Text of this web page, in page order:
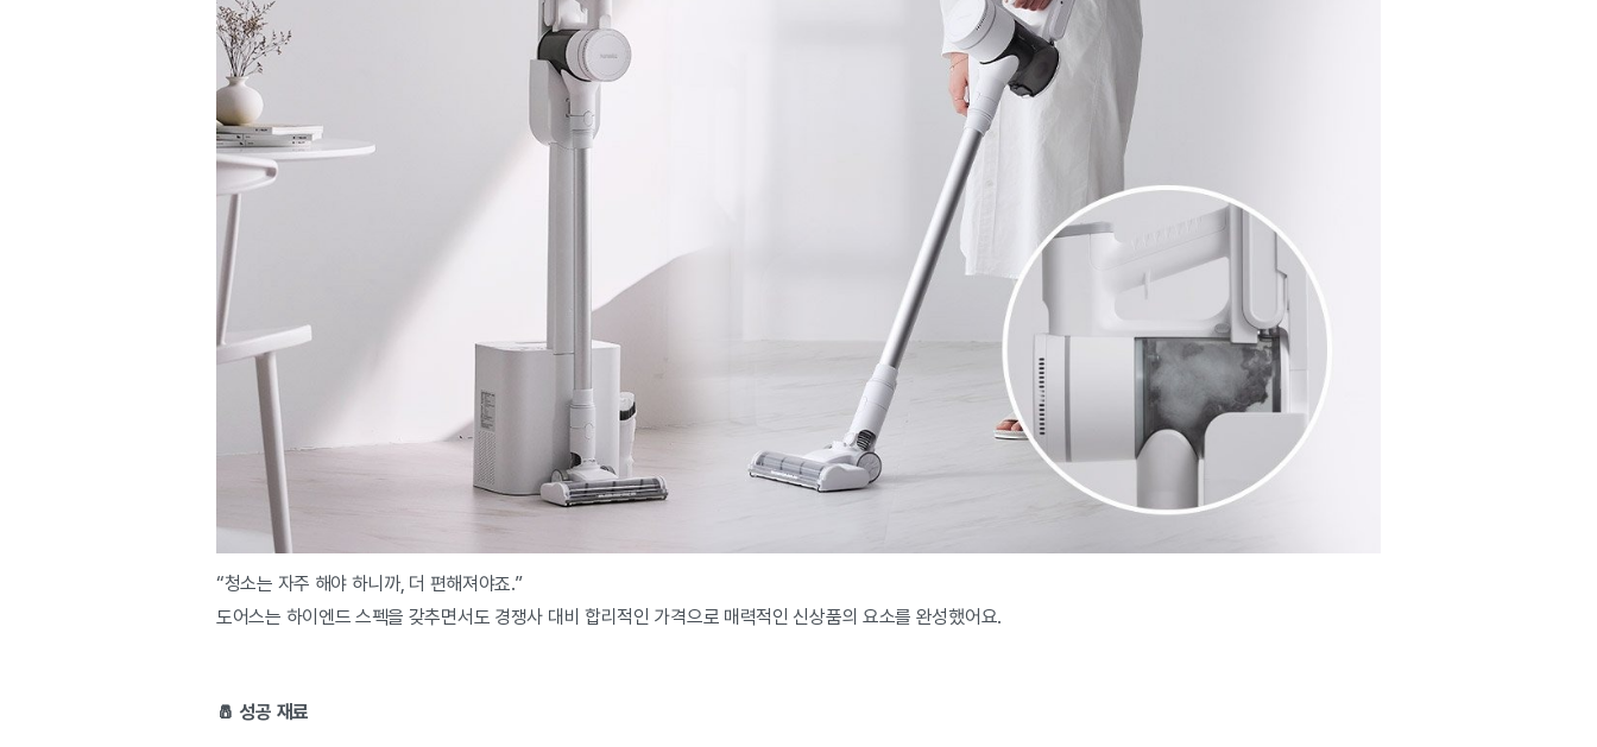
“청소는 자주 해야 하니까, 더 편해져야죠.”
도어스는 하이엔드 스펙을 갖추면서도 경쟁사 대비 합리적인 가격으로 매력적인 신상품의 요소를 완성했어요.
🧂 성공 재료